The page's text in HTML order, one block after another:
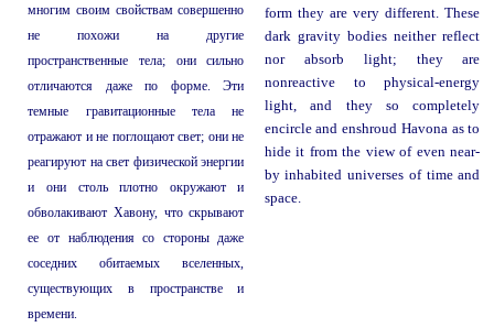
многим своим свойствам совершенно
не похожи на другие
пространственные тела; они сильно
отличаются даже по форме. Эти
темные гравитационные тела не
отражают и не поглощают свет; они не
реагируют на свет физической энергии
и они столь плотно окружают и
обволакивают Хавону, что скрывают
ее от наблюдения со стороны даже
соседних обитаемых вселенных,
существующих в пространстве и
времени.
form they are very different. These
dark gravity bodies neither reflect
nor absorb light; they are
nonreactive to physical-energy
light, and they so completely
encircle and enshroud Havona as to
hide it from the view of even near-
by inhabited universes of time and
space.